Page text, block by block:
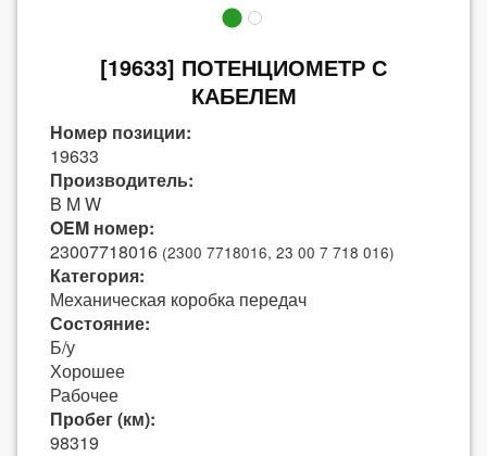
[19633] ПОТЕНЦИОМЕТР С
КАБЕЛЕМ
Номер позиции:
19633
Производитель:
B M W
OEM номер:
23007718016 (2300 7718016, 23 00 7 718 016)
Категория:
Механическая коробка передач
Состояние:
Б/у
Хорошее
Рабочее
Пробег (км):
98319